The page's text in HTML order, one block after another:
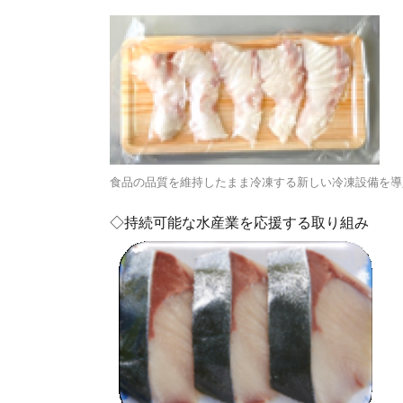
食品の品質を維持したまま冷凍する新しい冷凍設備を
◇持続可能な水産業を応援する取り組み